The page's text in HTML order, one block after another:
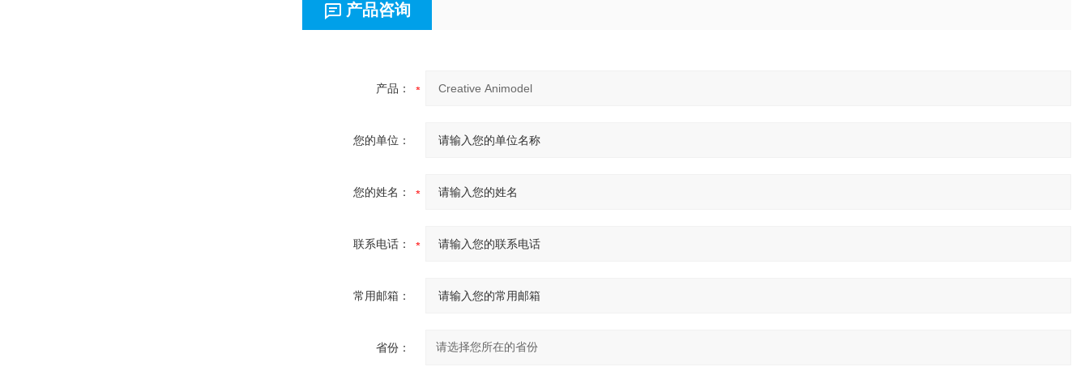
产品咨询
产品：
您的单位：
您的姓名：
联系电话：
常用邮箱：
省份：